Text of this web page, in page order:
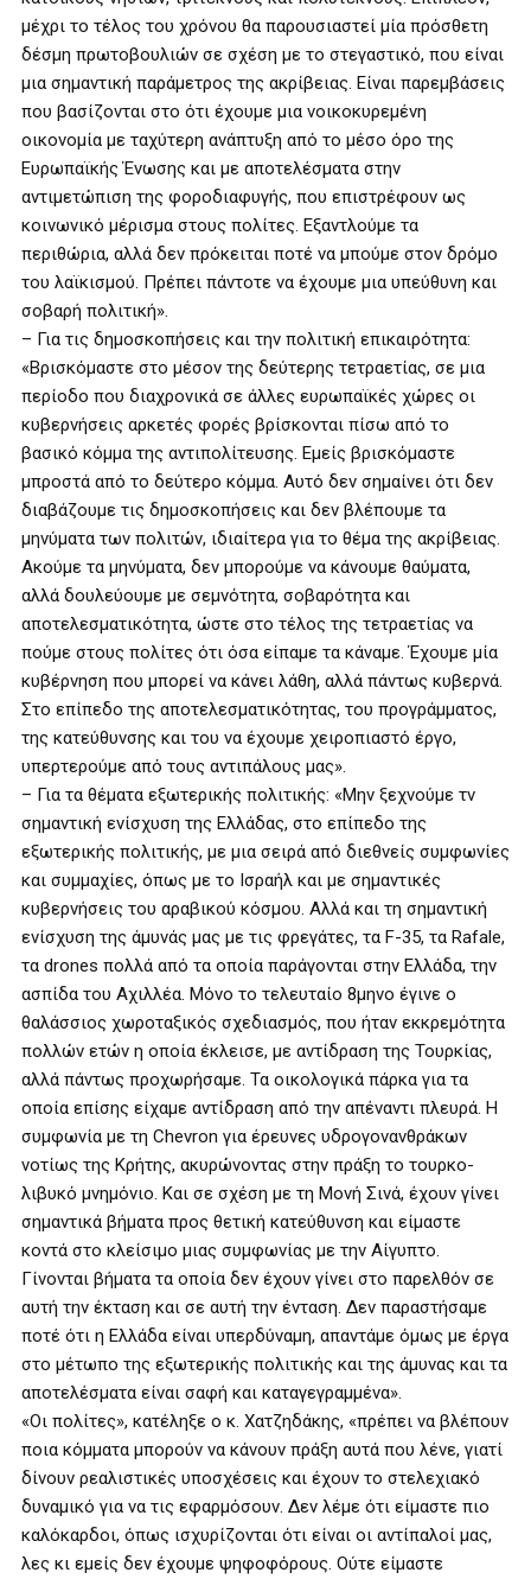
μέχρι το τέλος του χρόνου θα παρουσιαστεί μία πρόσθετη
δέσμη πρωτοβουλιών σε σχέση με το στεγαστικό, που είναι
μια σημαντική παράμετρος της ακρίβειας. Είναι παρεμβάσεις
που βασίζονται στο ότι έχουμε μια νοικοκυρεμένη
οικονομία με ταχύτερη ανάπτυξη από το μέσο όρο της
Ευρωπαϊκής Ένωσης και με αποτελέσματα στην
αντιμετώπιση της φοροδιαφυγής, που επιστρέφουν ως
κοινωνικό μέρισμα στους πολίτες. Εξαντλούμε τα
περιθώρια, αλλά δεν πρόκειται ποτέ να μπούμε στον δρόμο
του λαϊκισμού. Πρέπει πάντοτε να έχουμε μια υπεύθυνη και
σοβαρή πολιτική».
– Για τις δημοσκοπήσεις και την πολιτική επικαιρότητα:
«Βρισκόμαστε στο μέσον της δεύτερης τετραετίας, σε μια
περίοδο που διαχρονικά σε άλλες ευρωπαϊκές χώρες οι
κυβερνήσεις αρκετές φορές βρίσκονται πίσω από το
βασικό κόμμα της αντιπολίτευσης. Εμείς βρισκόμαστε
μπροστά από το δεύτερο κόμμα. Αυτό δεν σημαίνει ότι δεν
διαβάζουμε τις δημοσκοπήσεις και δεν βλέπουμε τα
μηνύματα των πολιτών, ιδιαίτερα για το θέμα της ακρίβειας.
Ακούμε τα μηνύματα, δεν μπορούμε να κάνουμε θαύματα,
αλλά δουλεύουμε με σεμνότητα, σοβαρότητα και
αποτελεσματικότητα, ώστε στο τέλος της τετραετίας να
πούμε στους πολίτες ότι όσα είπαμε τα κάναμε. Έχουμε μία
κυβέρνηση που μπορεί να κάνει λάθη, αλλά πάντως κυβερνά.
Στο επίπεδο της αποτελεσματικότητας, του προγράμματος,
της κατεύθυνσης και του να έχουμε χειροπιαστό έργο,
υπερτερούμε από τους αντιπάλους μας».
– Για τα θέματα εξωτερικής πολιτικής: «Μην ξεχνούμε τν
σημαντική ενίσχυση της Ελλάδας, στο επίπεδο της
εξωτερικής πολιτικής, με μια σειρά από διεθνείς συμφωνίες
και συμμαχίες, όπως με το Ισραήλ και με σημαντικές
κυβερνήσεις του αραβικού κόσμου. Αλλά και τη σημαντική
ενίσχυση της άμυνάς μας με τις φρεγάτες, τα F-35, τα Rafale,
τα drones πολλά από τα οποία παράγονται στην Ελλάδα, την
ασπίδα του Αχιλλέα. Μόνο το τελευταίο 8μηνο έγινε ο
θαλάσσιος χωροταξικός σχεδιασμός, που ήταν εκκρεμότητα
πολλών ετών η οποία έκλεισε, με αντίδραση της Τουρκίας,
αλλά πάντως προχωρήσαμε. Τα οικολογικά πάρκα για τα
οποία επίσης είχαμε αντίδραση από την απέναντι πλευρά. Η
συμφωνία με τη Chevron για έρευνες υδρογονανθράκων
νοτίως της Κρήτης, ακυρώνοντας στην πράξη το τουρκο-
λιβυκό μνημόνιο. Και σε σχέση με τη Μονή Σινά, έχουν γίνει
σημαντικά βήματα προς θετική κατεύθυνση και είμαστε
κοντά στο κλείσιμο μιας συμφωνίας με την Αίγυπτο.
Γίνονται βήματα τα οποία δεν έχουν γίνει στο παρελθόν σε
αυτή την έκταση και σε αυτή την ένταση. Δεν παραστήσαμε
ποτέ ότι η Ελλάδα είναι υπερδύναμη, απαντάμε όμως με έργα
στο μέτωπο της εξωτερικής πολιτικής και της άμυνας και τα
αποτελέσματα είναι σαφή και καταγεγραμμένα».
«Οι πολίτες», κατέληξε ο κ. Χατζηδάκης, «πρέπει να βλέπουν
ποια κόμματα μπορούν να κάνουν πράξη αυτά που λένε, γιατί
δίνουν ρεαλιστικές υποσχέσεις και έχουν το στελεχιακό
δυναμικό για να τις εφαρμόσουν. Δεν λέμε ότι είμαστε πιο
καλόκαρδοι, όπως ισχυρίζονται ότι είναι οι αντίπαλοί μας,
λες κι εμείς δεν έχουμε ψηφοφόρους. Ούτε είμαστε